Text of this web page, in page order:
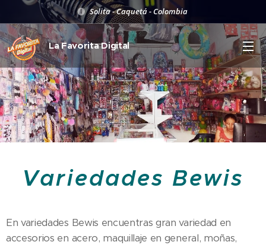
Solita - Caquetá - Colombia
La Favorita Digital
Variedades Bewis
En variedades Bewis encuentras gran variedad en
accesorios en acero, maquillaje en general, moñas,